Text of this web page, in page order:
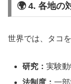
🌍 4. 各地の
世界では、タコ
研究：実験
法制度：一